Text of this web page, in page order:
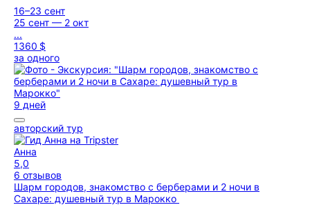
16–23 сент
25 сент — 2 окт
...
1360 $
за одного
9 дней
авторский тур
Анна
5,0
6 отзывов
Шарм городов, знакомство с берберами и 2 ночи в
Сахаре: душевный тур в Марокко